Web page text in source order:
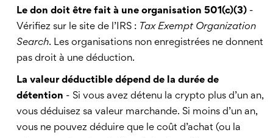
Le don doit être fait à une organisation 501(c)(3) -
Vérifiez sur le site de l’IRS : Tax Exempt Organization
Search. Les organisations non enregistrées ne donnent
pas droit à une déduction.
La valeur déductible dépend de la durée de
détention - Si vous avez détenu la crypto plus d’un an,
vous déduisez sa valeur marchande. Si moins d’un an,
vous ne pouvez déduire que le coût d’achat (ou la